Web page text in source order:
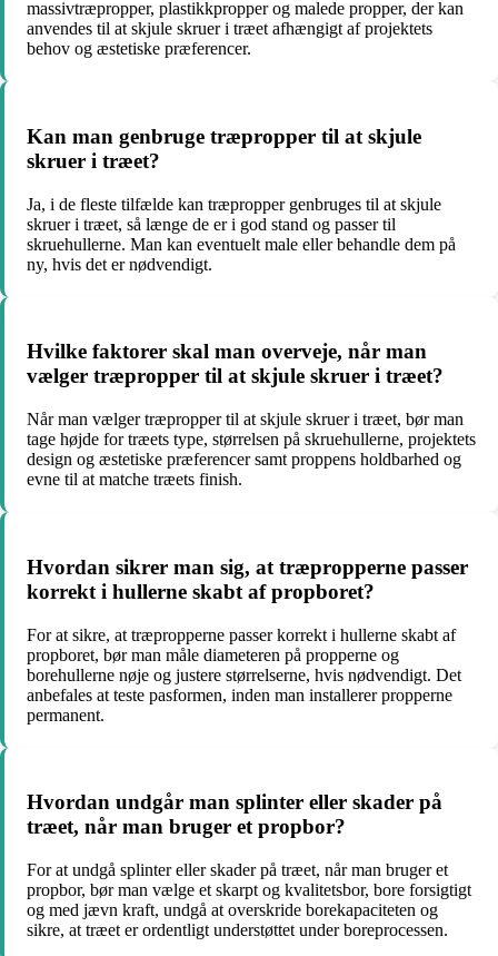
massivtræpropper, plastikkpropper og malede propper, der kan
anvendes til at skjule skruer i træet afhængigt af projektets
behov og æstetiske præferencer.
Kan man genbruge træpropper til at skjule
skruer i træet?
Ja, i de fleste tilfælde kan træpropper genbruges til at skjule
skruer i træet, så længe de er i god stand og passer til
skruehullerne. Man kan eventuelt male eller behandle dem på
ny, hvis det er nødvendigt.
Hvilke faktorer skal man overveje, når man
vælger træpropper til at skjule skruer i træet?
Når man vælger træpropper til at skjule skruer i træet, bør man
tage højde for træets type, størrelsen på skruehullerne, projektets
design og æstetiske præferencer samt proppens holdbarhed og
evne til at matche træets finish.
Hvordan sikrer man sig, at træpropperne passer
korrekt i hullerne skabt af propboret?
For at sikre, at træpropperne passer korrekt i hullerne skabt af
propboret, bør man måle diameteren på propperne og
borehullerne nøje og justere størrelserne, hvis nødvendigt. Det
anbefales at teste pasformen, inden man installerer propperne
permanent.
Hvordan undgår man splinter eller skader på
træet, når man bruger et propbor?
For at undgå splinter eller skader på træet, når man bruger et
propbor, bør man vælge et skarpt og kvalitetsbor, bore forsigtigt
og med jævn kraft, undgå at overskride borekapaciteten og
sikre, at træet er ordentligt understøttet under boreprocessen.